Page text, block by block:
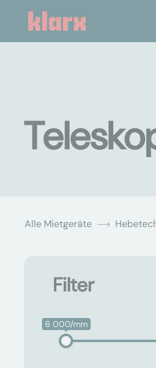
Alle Mietgeräte
Filter
6 000/mm